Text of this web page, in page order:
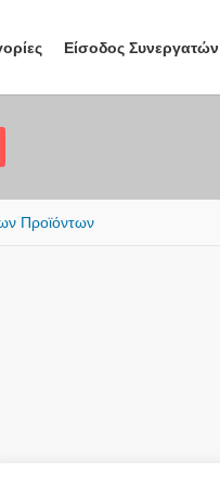
Είσοδος Συνεργατών
Προϊόντων